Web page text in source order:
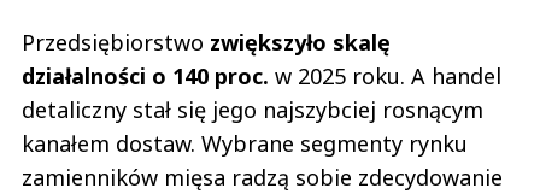
Przedsiębiorstwo zwiększyło skalę
działalności o 140 proc. w 2025 roku. A handel
detaliczny stał się jego najszybciej rosnącym
kanałem dostaw. Wybrane segmenty rynku
zamienników mięsa radzą sobie zdecydowanie